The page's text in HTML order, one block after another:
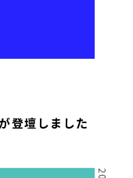
登壇しました